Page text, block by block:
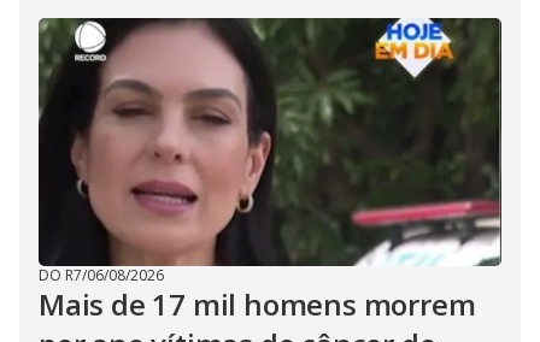
DO R7/06/08/2026
Mais de 17 mil homens morrem